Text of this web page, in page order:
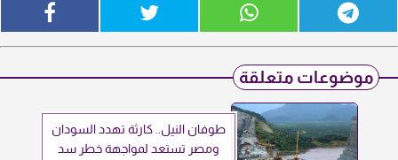
موضوعات متعلقة
طوفان النيل.. كارثة تهدد السودان
ومصر تستعد لمواجهة خطر سد